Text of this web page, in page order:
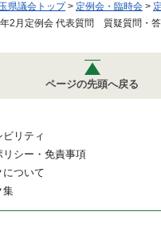
県議会トップ> 定例会・臨時会 >
2月定例会 代表質問 質疑質問・
ページの先頭へ戻る
リティ
リシー・免責事項
について
集